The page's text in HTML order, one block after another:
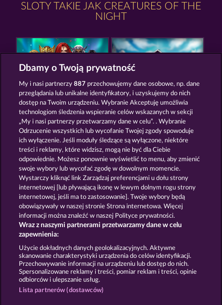
SLOTY TAKIE JAK CREATURES OF THE
NIGHT
VALKYRIES - THE NIBELUNG LEGENDS
GATES OF ISHTAR PHANTOMS MIRROR
Zasady i warunki Polityka prywatności
Nota prawna Firma FAQ Facebook
Prześlij wniosek o wypłatę
Dbamy o Twoją prywatność
My i nasi partnerzy887 przechowujemy dane osobowe, np. dane
przeglądania lub unikalne identyfikatory, i uzyskujemy do nich
dostęp na Twoim urządzeniu. Wybranie Akceptuję umożliwia
technologiom śledzenia wspieranie celów wskazanych w sekcji
„My i nasi partnerzy przetwarzamy dane w celu”. . Wybranie
Odrzucenie wszystkich lub wycofanie Twojej zgody spowoduje
ich wyłączenie. Jeśli moduły śledzące są wyłączone, niektóre
treści i reklamy, które widzisz, mogą nie być dla Ciebie
odpowiednie. Możesz ponownie wyświetlić to menu, aby zmienić
swoje wybory lub wycofać zgodę w dowolnym momencie.
Wystarczy kliknąć link Zarządzaj preferencjami u dołu strony
internetowej [lub pływającą ikonę w lewym dolnym rogu strony
internetowej, jeśli ma to zastosowanie]. Twoje wybory będą
obowiązywały w naszej stronie Strona internetowa. Więcej
informacji można znaleźć w naszej Polityce prywatności.
Wraz z naszymi partnerami przetwarzamy dane w celu
zapewnienia:
Użycie dokładnych danych geolokalizacyjnych. Aktywne
skanowanie charakterystyki urządzenia do celów identyfikacji.
Przechowywanie informacji na urządzeniu lub dostęp do nich.
Spersonalizowane reklamy i treści, pomiar reklam i treści, opinie
odbiorców i ulepszanie usług.
Lista partnerów (dostawców)